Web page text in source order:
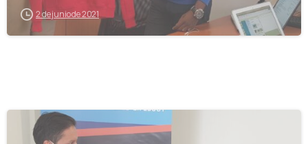
2 de junio de 2021